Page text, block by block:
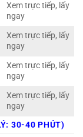
Xem trực tiếp, lấy
ngay
Xem trực tiếp, lấy
ngay
Xem trực tiếp, lấy
ngay
Xem trực tiếp, lấy
ngay
30-40 PHÚT)